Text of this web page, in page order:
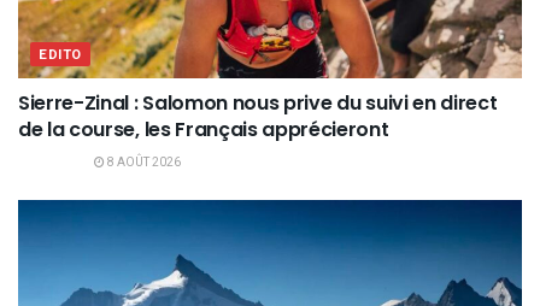
EDITO
Sierre-Zinal : Salomon nous prive du suivi en direct
de la course, les Français apprécieront
8 AOÛT 2026